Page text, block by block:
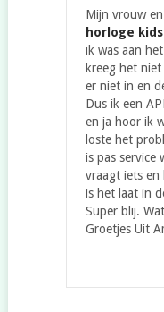
Mijn vrouw
horloge
ik was aan
kreeg het
er niet in en
Dus ik een
en ja hoor ik
loste het
is pas service
vraagt iets en
is het laat in
Super blij.
Groetjes Uit